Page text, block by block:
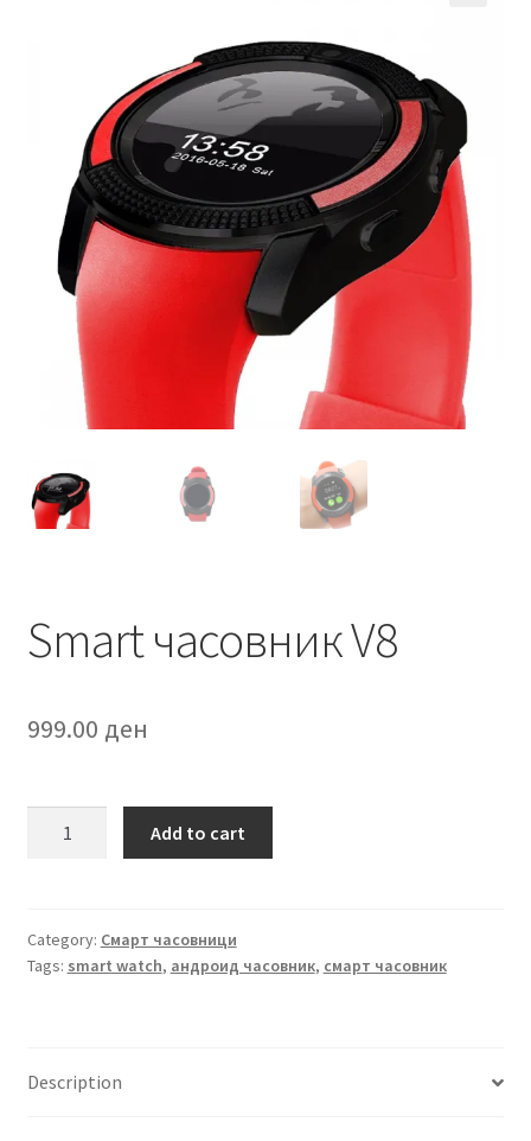
Рекламации и замена на производ
Сите производи
Услови за користење
Smart часовник V8
999.00 ден
Add to cart
Category: Смарт часовници
Tags: smart watch, андроид часовник, смарт часовник
Description